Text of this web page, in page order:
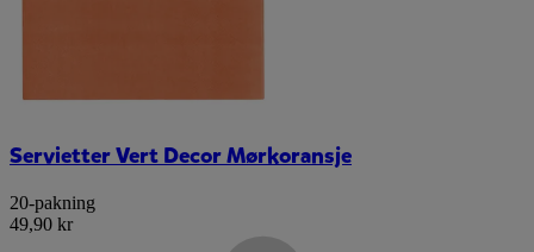
Servietter Vert Decor Mørkoransje
20-pakning
49,90 kr